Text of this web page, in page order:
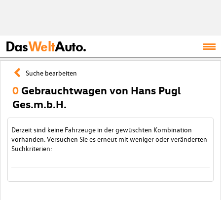
DasWeltAuto.
Suche bearbeiten
0 Gebrauchtwagen von Hans Pugl
Ges.m.b.H.
Derzeit sind keine Fahrzeuge in der gewüschten Kombination
vorhanden. Versuchen Sie es erneut mit weniger oder veränderten
Suchkriterien: